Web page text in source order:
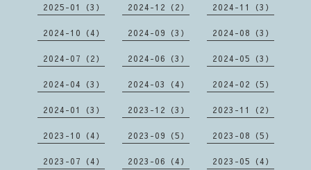
2025-01（3） 2024-12（2） 2024-11（3）
2024-10（4） 2024-09（3） 2024-08（3）
2024-07（2） 2024-06（3） 2024-05（3）
2024-04（3） 2024-03（4） 2024-02（5）
2024-01（3） 2023-12（3） 2023-11（2）
2023-10（4） 2023-09（5） 2023-08（5）
2023-07（4） 2023-06（4） 2023-05（4）